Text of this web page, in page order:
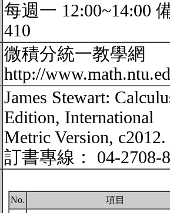
每週一 12:00~14:00
410
微積分統一教學網
http://
James Stewart:
Edition, International
Metric Version,
訂書專線： 04-2708-
No.
項目